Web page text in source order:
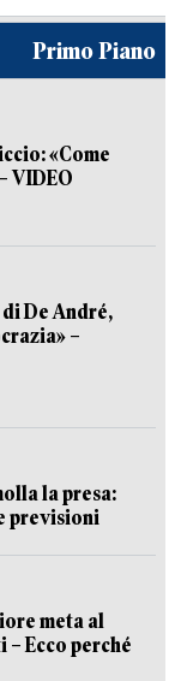
Primo Piano
«Come
VIDEO
De André,
–
la presa:
previsioni
meta al
Ecco perché